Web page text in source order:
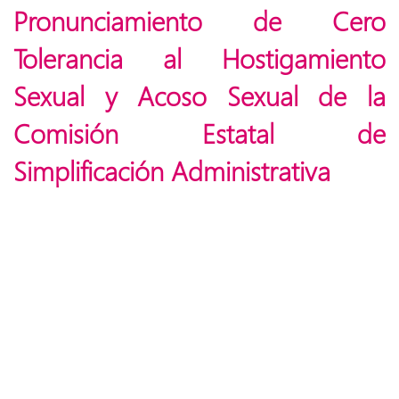
Pronunciamiento de Cero
Tolerancia al Hostigamiento
Sexual y Acoso Sexual de la
Comisión Estatal de
Simplificación Administrativa